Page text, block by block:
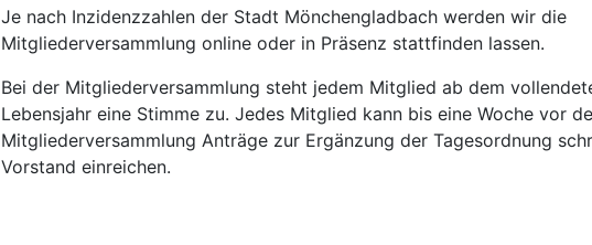
Je nach Inzidenzzahlen der Stadt Mönchengladbach werden wir die
Mitgliederversammlung online oder in Präsenz stattfinden lassen.
Bei der Mitgliederversammlung steht jedem Mitglied ab dem
Lebensjahr eine Stimme zu. Jedes Mitglied kann bis eine Woche vor
Mitgliederversammlung Anträge zur Ergänzung der Tagesordnung
Vorstand einreichen.